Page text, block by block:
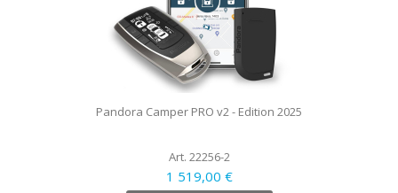
Pandora Camper PRO v2 - Edition 2025
Art. 22256-2
1 519,00 €